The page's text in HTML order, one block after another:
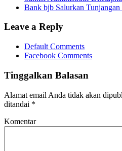
Bank bjb Salurkan
Leave a Reply
Default Comments
Facebook Comments
Tinggalkan Balasan
Alamat email Anda tidak akan
ditandai *
Komentar